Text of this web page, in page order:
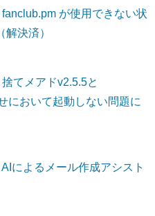
fanclub.pm が使用できない状
決済）
捨てメアドv2.5.5と
において起動しない問題に
AIによるメール作成アシスト